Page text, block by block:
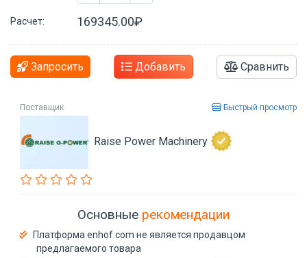
Расчет: 169345.00₽
Запросить Добавить Сравнить
Поставщик Быстрый просмотр
Raise Power Machinery
Основные рекомендации
Платформа enhof.com не является продавцом
предлагаемого товара